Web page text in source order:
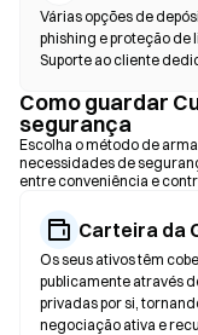
Várias opções de
phishing e proteção de
Suporte ao cliente
Como guardar
segurança
Escolha o método de
necessidades de
entre conveniência e
Carteira da
Os seus ativos têm
publicamente através
privadas por si,
negociação ativa e